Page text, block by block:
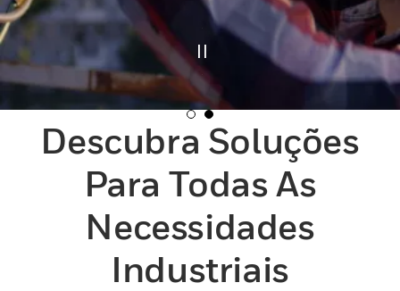
Descubra Soluções
Para Todas As
Necessidades
Industriais